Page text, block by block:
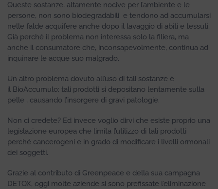
Queste sostanze, altamente nocive per l’ambiente e le
persone, non sono biodegradabili e tendono ad accumularsi
nelle falde acquifere anche dopo il lavaggio di abiti e tessuti.
Già perché il problema non interessa solo la filiera, ma
anche il consumatore che, inconsapevolmente, continua ad
inquinare le acque suo malgrado.
Un altro problema dovuto all’uso di tali sostanze è
il BioAccumulo: tali prodotti si depositano lentamente sulla
pelle , causando l’insorgere di gravi patologie.
Non ci credete? Ed invece voglio dirvi che esiste proprio una
legislazione europea che limita l’utilizzo di tali prodotti
perché cancerogeni e in grado di modificare i livelli ormonali
dei soggetti.
Grazie al contributo di Greenpeace e della sua campagna
DETOX, oggi molte aziende si sono prefissate l’eliminazione